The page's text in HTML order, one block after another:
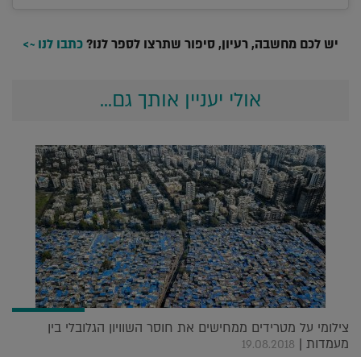
יש לכם מחשבה, רעיון, סיפור שתרצו לספר לנו?כתבו לנו ~>
אולי יעניין אותך גם...
צילומי על מטרידים ממחישים את חוסר השוויון הגלובלי בין
מעמדות | 19.08.2018